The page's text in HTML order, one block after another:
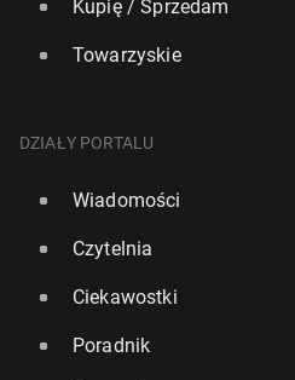
Kupię / Sprzedam
Towarzyskie
DZIAŁY PORTALU
Wiadomości
Czytelnia
Ciekawostki
Poradnik